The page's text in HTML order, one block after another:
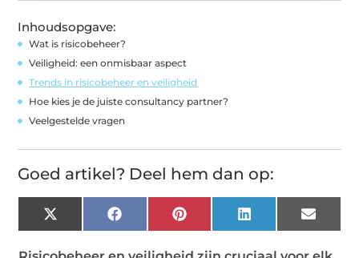
Inhoudsopgave:
Wat is risicobeheer?
Veiligheid: een onmisbaar aspect
Trends in risicobeheer en veiligheid
Hoe kies je de juiste consultancy partner?
Veelgestelde vragen
Goed artikel? Deel hem dan op:
X
(Twitter)
FacebookPinterest LinkedIn Email